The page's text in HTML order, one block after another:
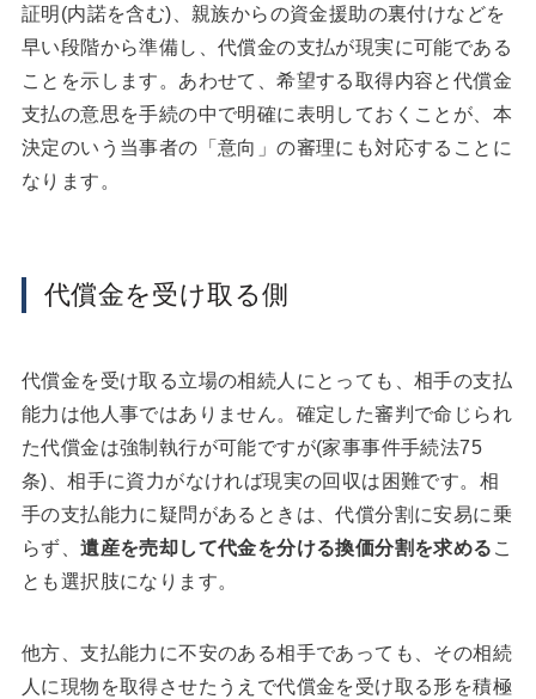
証明(内諾を含む)、親族からの資金援助の裏付けなどを
早い段階から準備し、代償金の支払が現実に可能である
ことを示します。あわせて、希望する取得内容と代償金
支払の意思を手続の中で明確に表明しておくことが、本
決定のいう当事者の「意向」の審理にも対応することに
なります。
代償金を受け取る側
代償金を受け取る立場の相続人にとっても、相手の支払
能力は他人事ではありません。確定した審判で命じられ
た代償金は強制執行が可能ですが(家事事件手続法75
条)、相手に資力がなければ現実の回収は困難です。相
手の支払能力に疑問があるときは、代償分割に安易に乗
らず、遺産を売却して代金を分ける換価分割を求める こ
とも選択肢になります。
他方、支払能力に不安のある相手であっても、その相続
人に現物を取得させたうえで代償金を受け取る形を積極